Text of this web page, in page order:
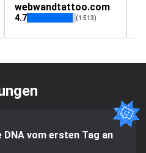
webwandtattoo.com
4.7 (1 513)
vom ersten Tag an